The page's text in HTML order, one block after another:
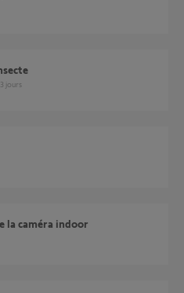
3 jours
la caméra indoor